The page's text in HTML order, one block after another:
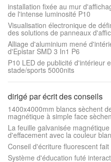
installation fixée au mur
de l'intense luminosité P10
Visualisation électronique de
des solutions de panneaux
Alliage d'aluminium mené
d'Epistar SMD 3 In1 P6
P10 LED de publicité d'intérieur
stade/sports 5000nits
dirigé par écrit des conseils
1400x4000mm blancs sèchent
magnétique à simple face
La feuille galvanisée
d'effacement avec la couleur
Conseil d'écriture fluorescent
Système d'éducation futé